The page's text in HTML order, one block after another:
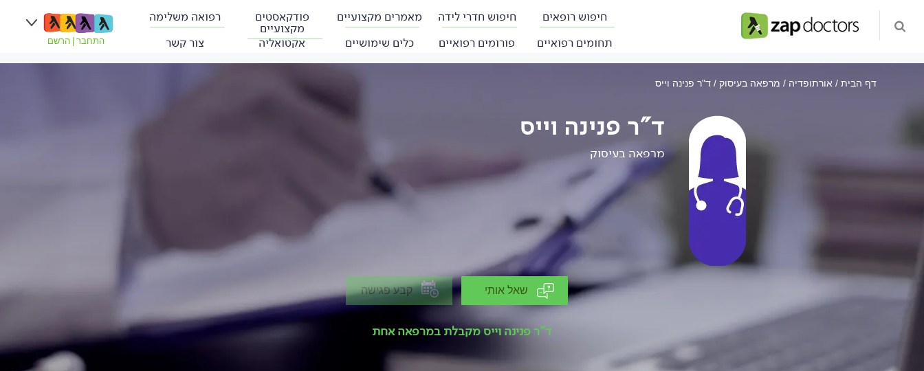
חיפוש רופאים חיפוש חדרי לידה מאמרים מקצועיים פודקאסטים
מקצועיים
רפואה משלימה
תחומים רפואיים
פורומים רפואיים כלים שימושיים אקטואליה צור קשר התחבר הרשם
דף הבית אורתופדיה מרפאה בעיסוק ד"ר פנינה וייס
ד"ר פנינה וייס
מרפאה בעיסוק
שאל אותי קבע פגישה
ד"ר פנינה וייס מקבלת במרפאה אחת